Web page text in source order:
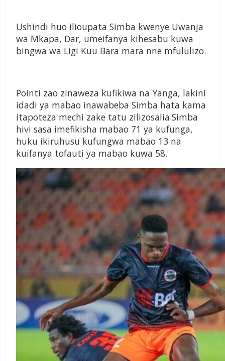
Ushindi huo ilioupata Simba kwenye Uwanja
wa Mkapa, Dar, umeifanya kihesabu kuwa
bingwa wa Ligi Kuu Bara mara nne mfululizo.
Pointi zao zinaweza kufikiwa na Yanga, lakini
idadi ya mabao inawabeba Simba hata kama
itapoteza mechi zake tatu zilizosalia.Simba
hivi sasa imefikisha mabao 71 ya kufunga,
huku ikiruhusu kufungwa mabao 13 na
kuifanya tofauti ya mabao kuwa 58.